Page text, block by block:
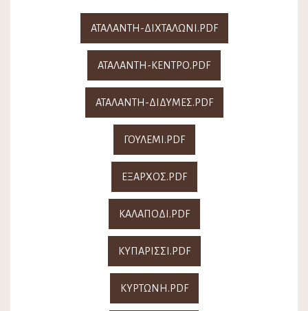
ΑΤΑΛΑΝΤΗ-ΔΙΧΤΑΛΩΝΙ.PDF
ΑΤΑΛΑΝΤΗ-ΚΕΝΤΡΟ.PDF
ΑΤΑΛΑΝΤΗ-ΔΙΔΥΜΕΣ.PDF
ΓΟΥΛΕΜΙ.PDF
ΕΞΑΡΧΟΣ.PDF
ΚΑΛΑΠΟΔΙ.PDF
ΚΥΠΑΡΙΣΣΙ.PDF
ΚΥΡΤΩΝΗ.PDF